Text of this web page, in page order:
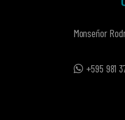
Monseñor
+595 981